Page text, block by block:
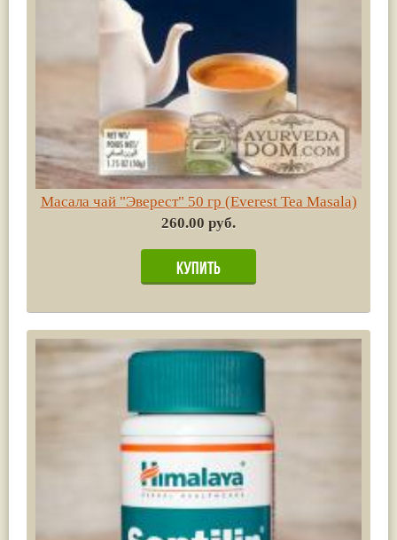
Масала чай "Эверест" 50 гр (Everest Tea Masala)
260.00 руб.